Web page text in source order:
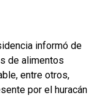
informó de
de alimentos
entre otros,
por el huracán